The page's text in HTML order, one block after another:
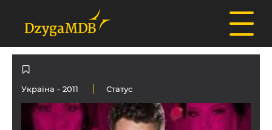
Україна - 2011 Статус